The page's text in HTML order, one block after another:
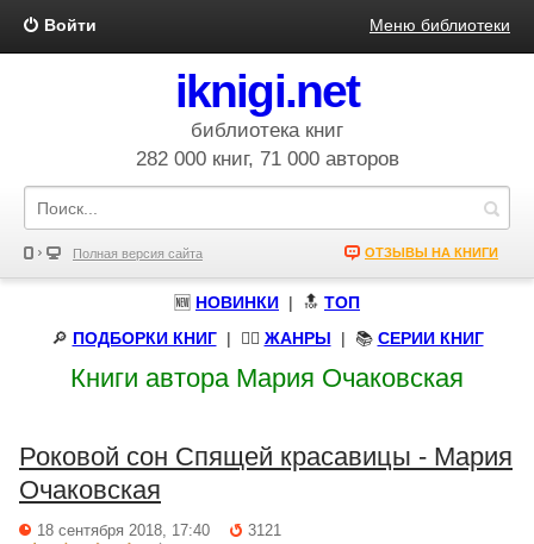
Войти Меню библиотеки
iknigi.net
библиотека книг
282 000 книг, 71 000 авторов
Полная версия сайта ОТЗЫВЫ НА КНИГИ
🆕 НОВИНКИ | 🔝 ТОП
🔎 ПОДБОРКИ КНИГ| 🧝‍♀️ ЖАНРЫ | 📚 СЕРИИ КНИГ
Книги автора Мария Очаковская
Роковой сон Спящей красавицы - Мария
Очаковская
18 сентября 2018, 17:40 3121